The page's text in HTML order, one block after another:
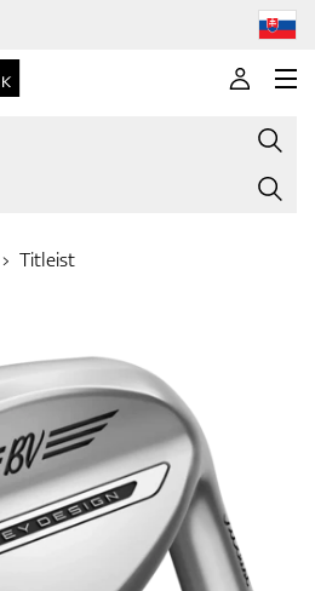
Palice
Oblečenie
Titleist